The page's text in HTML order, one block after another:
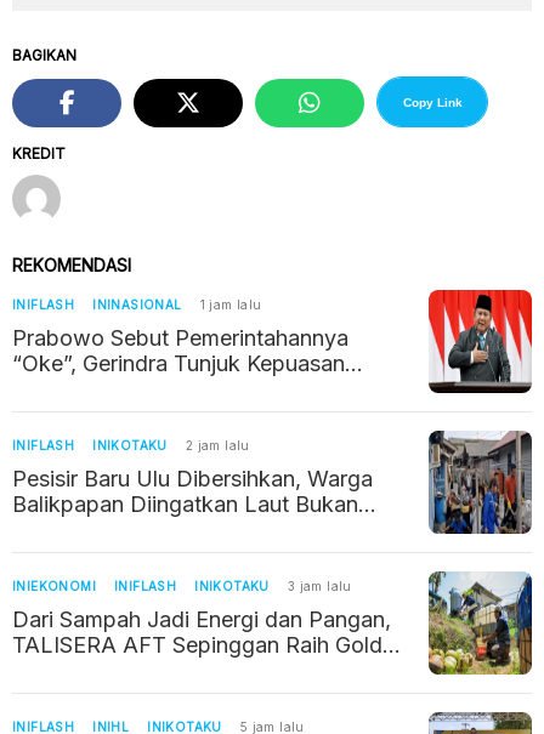
KREDIT
BAGIKAN
Copy Link
REKOMENDASI
INIFLASH ININASIONAL 1 jam lalu
Prabowo Sebut Pemerintahannya
“Oke”, Gerindra Tunjuk Kepuasan
INIFLASH INIKOTAKU 2 jam lalu
Pesisir Baru Ulu Dibersihkan, Warga
Balikpapan Diingatkan Laut Bukan
INIEKONOMI INIFLASH INIKOTAKU 3 jam lalu
Dari Sampah Jadi Energi dan Pangan,
TALISERA AFT Sepinggan Raih Gold
INIFLASH INIHL INIKOTAKU 5 jam lalu